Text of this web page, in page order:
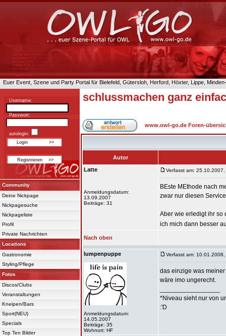
Euer Event, Szene und Party Portal für Bielefeld, Gütersloh, Herford, Höxter, Lippe,
Username:
Passwort:
autologin:
Community
Deine Nickpage
Nickpagesuche
Nickpageliste
Profil
Private Nachrichten
Locations
Gastronomie
Styling/Pflege
Fotos
Discos/Clubs
Veranstaltungen
Kneipen/Bars
Sport(NEU)
Specials
Top Ten Bilder
schlussmachen ganz
www.owl-go.de Foren-
Autor
Latte
Anmeldungsdatum:
13.09.2007
Beiträge: 31
Verfasst am:
BEste MEthode nach
zwar nur diesen
Aber wie erledigt ihr so
ich mich dann besser
Nach oben
lumpenpuppe
Anmeldungsdatum:
14.05.2007
Beiträge: 35
Wohnort: HF
Verfasst am:
das einzige was
wäre imo ungerecht.
*Niveau sieht nur von
:'D